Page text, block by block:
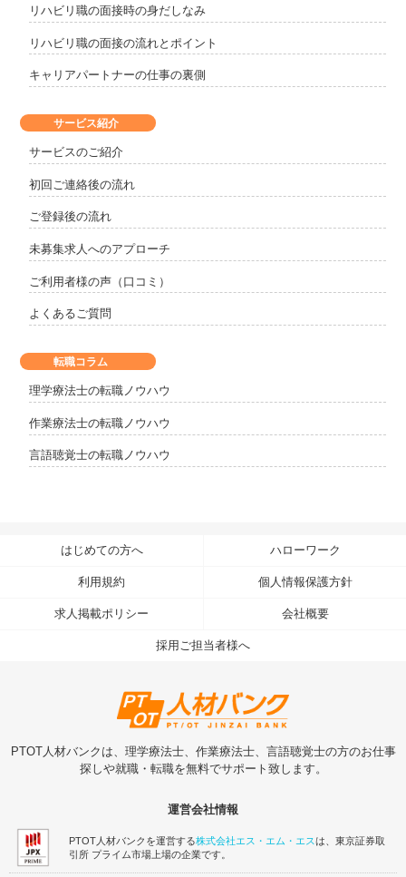
サービス紹介
サービスのご紹介
初回ご連絡後の流れ
ご登録後の流れ
未募集求人へのアプローチ
ご利用者様の声（口コミ）
よくあるご質問
リハビリ職の面接時の身だしなみ
リハビリ職の面接の流れとポイント
キャリアパートナーの仕事の裏側
転職コラム
理学療法士の転職ノウハウ
作業療法士の転職ノウハウ
言語聴覚士の転職ノウハウ
はじめての方へ ハローワーク
利用規約 個人情報保護方針
求人掲載ポリシー 会社概要
採用ご担当者様へ
PTOT人材バンクは、理学療法士、作業療法士、言語聴覚士の方のお仕事
探しや就職・転職を無料でサポート致します。
運営会社情報
PTOT人材バンクを運営する株式会社エス・エム・エスは、東京証券取
引所 プライム市場上場の企業です。